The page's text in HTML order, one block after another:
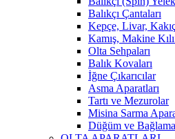
Balıkçı Çantaları
Kepçe, Livar,
Kamış, Makine
Olta Sehpaları
Balık Kovaları
İğne Çıkarıcılar
Asma Aparatları
Tartı ve Mezurolar
Misina Sarma
Düğüm ve